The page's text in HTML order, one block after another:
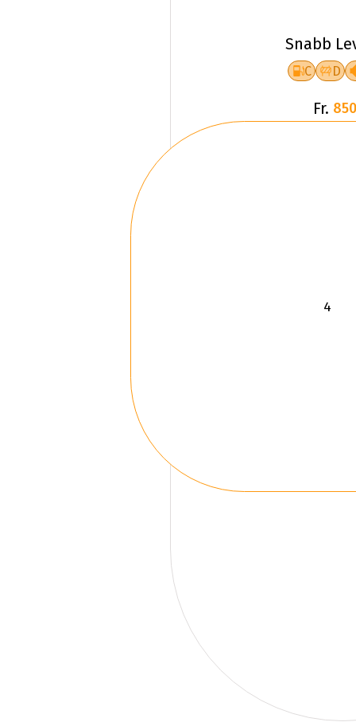
Snabb
C D
Fr.